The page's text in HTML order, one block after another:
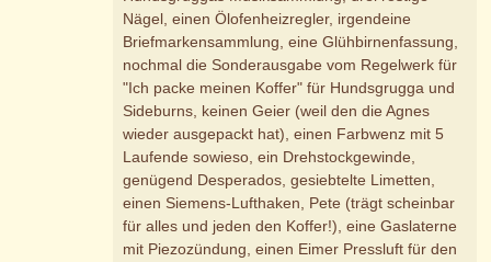
Nägel, einen Ölofenheizregler, irgendeine
Briefmarkensammlung, eine Glühbirnenfassung,
nochmal die Sonderausgabe vom Regelwerk für
"Ich packe meinen Koffer" für Hundsgrugga und
Sideburns, keinen Geier (weil den die Agnes
wieder ausgepackt hat), einen Farbwenz mit 5
Laufende sowieso, ein Drehstockgewinde,
genügend Desperados, gesiebtelte Limetten,
einen Siemens-Lufthaken, Pete (trägt scheinbar
für alles und jeden den Koffer!), eine Gaslaterne
mit Piezozündung, einen Eimer Pressluft für den